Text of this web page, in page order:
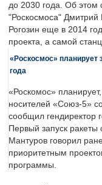
до 2030 года. Об этом
"Роскосмоса" Дмитрий
Рогозин еще в 2014
проекта, а самой
«Роскосмос» планирует
года
«Роскомос»
носителей «Союз-5»
сообщил гендиректор
Первый запуск
Мантуров говорил
приоритетным
программы.